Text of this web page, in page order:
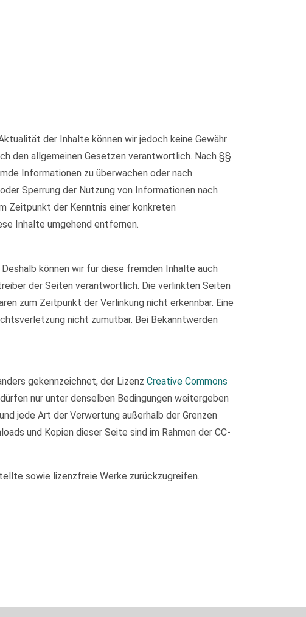
der Inhalte können wir jedoch keine Gewähr
den allgemeinen Gesetzen verantwortlich. Nach §§
Informationen zu überwachen oder nach
Sperrung der Nutzung von Informationen nach
Zeitpunkt der Kenntnis einer konkreten
Inhalte umgehend entfernen.
können wir für diese fremden Inhalte auch
der Seiten verantwortlich. Die verlinkten Seiten
zum Zeitpunkt der Verlinkung nicht erkennbar. Eine
nicht zumutbar. Bei Bekanntwerden
gekennzeichnet, der Lizenz Creative Commons
nur unter denselben Bedingungen weitergeben
jede Art der Verwertung außerhalb der Grenzen
und Kopien dieser Seite sind im Rahmen der CC-
sowie lizenzfreie Werke zurückzugreifen.